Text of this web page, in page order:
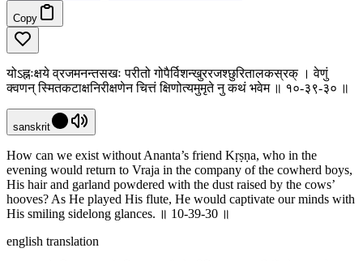
Copy
योऽह्नःक्षये व्रजमनन्तसखः परीतो गोपैर्विशन्खुररजश्छुरितालकस्रक् । वेणुं
क्वणन् स्मितकटाक्षनिरीक्षणेन चित्तं क्षिणोत्यमुमृते नु कथं भवेम ॥ १०-३९-३० ॥
sanskrit
How can we exist without Ananta’s friend Kṛṣṇa, who in the
evening would return to Vraja in the company of the cowherd boys,
His hair and garland powdered with the dust raised by the cows’
hooves? As He played His flute, He would captivate our minds with
His smiling sidelong glances. ॥ 10-39-30 ॥
english translation